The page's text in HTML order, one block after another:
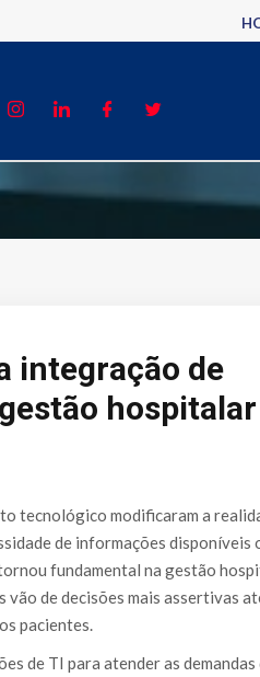
integração de
hospitalar
tecnológico modificaram a
de informações disponíveis
fundamental na gestão
de decisões mais assertivas
pacientes.
de TI para atender as